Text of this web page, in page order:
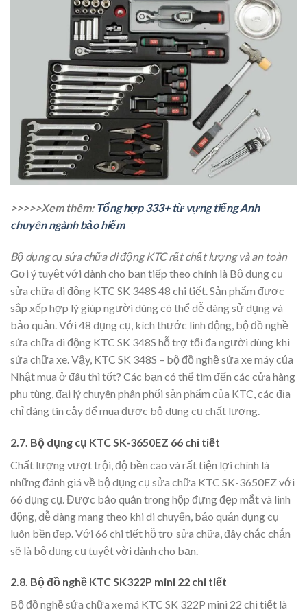
>>>>>Xem thêm: Tổng hợp 333+ từ vựng tiếng Anh
chuyên ngành bảo hiểm
Bộ dụng cụ sửa chữa di động KTC rất chất lượng và an toàn
Gợi ý tuyệt với dành cho bạn tiếp theo chính là Bộ dụng cụ
sửa chữa di động KTC SK 348S 48 chi tiết. Sản phẩm được
sắp xếp hợp lý giúp người dùng có thể dễ dàng sử dụng và
bảo quản. Với 48 dụng cụ, kích thước linh động, bộ đồ nghề
sửa chữa di động KTC SK 348S hỗ trợ tối đa người dùng khi
sửa chữa xe. Vậy, KTC SK 348S – bộ đồ nghề sửa xe máy của
Nhật mua ở đâu thì tốt? Các bạn có thể tìm đến các cửa hàng
phụ tùng, đại lý chuyên phân phối sản phẩm của KTC, các địa
chỉ đáng tin cậy để mua được bộ dụng cụ chất lượng.
2.7. Bộ dụng cụ KTC SK-3650EZ 66 chi tiết
Chất lượng vượt trội, độ bền cao và rất tiện lợi chính là
những đánh giá về bộ dụng cụ sửa chữa KTC SK-3650EZ với
66 dụng cụ. Được bảo quản trong hộp đựng đẹp mắt và linh
động, dễ dàng mang theo khi di chuyển, bảo quản dụng cụ
luôn bền đẹp. Với 66 chi tiết hỗ trợ sửa chữa, đây chắc chắn
sẽ là bộ dụng cụ tuyệt vời dành cho bạn.
2.8. Bộ đồ nghề KTC SK322P mini 22 chi tiết
Bộ đồ nghề sửa chữa xe má KTC SK 322P mini 22 chi tiết là